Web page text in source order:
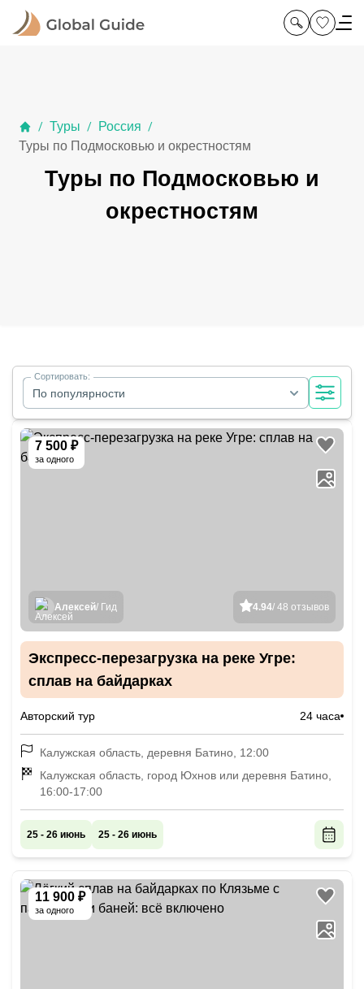
/ Туры / Россия /
Туры по Подмосковью и окрестностям
Туры по Подмосковью и
окрестностям
По популярности
Сортировать:
7 500 ₽
за одного
4.94/ 48 отзывов
Алексей/ Гид
Экспресс-перезагрузка на реке Угре:
сплав на байдарках
Авторский тур 24 часа
Калужская область, деревня Батино, 12:00
Калужская область, город Юхнов или деревня Батино,
16:00-17:00
25 - 26 июнь 25 - 26 июнь
11 900 ₽
за одного